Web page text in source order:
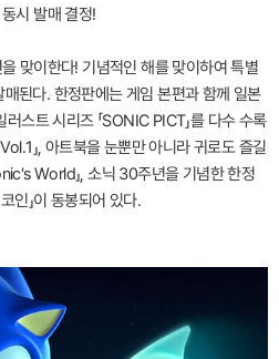
시 발매 결정!
을 맞이한다! 기념적인 해를 맞이하여 특별
된다. 한정판에는 게임 본편과 함께 일본
스트 시리즈 「SONIC PICT」를 다수 수록
」, 아트북을 눈뿐만 아니라 귀로도 즐길
World」, 소닉 30주년을 기념한 한정
인」이 동봉되어 있다.